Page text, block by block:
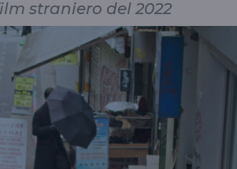
straniero del 2022